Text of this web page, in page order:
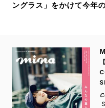
ングラス」をかけて今年